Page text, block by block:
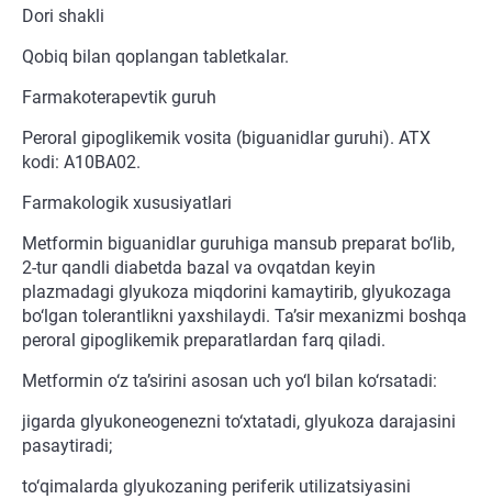
Dori shakli
Qobiq bilan qoplangan tabletkalar.
Farmakoterapevtik guruh
Peroral gipoglikemik vosita (biguanidlar guruhi). ATX
kodi: A10BA02.
Farmakologik xususiyatlari
Metformin biguanidlar guruhiga mansub preparat bo‘lib,
2-tur qandli diabetda bazal va ovqatdan keyin
plazmadagi glyukoza miqdorini kamaytirib, glyukozaga
bo‘lgan tolerantlikni yaxshilaydi. Ta’sir mexanizmi boshqa
peroral gipoglikemik preparatlardan farq qiladi.
Metformin o‘z ta’sirini asosan uch yo‘l bilan ko‘rsatadi:
jigarda glyukoneogenezni to‘xtatadi, glyukoza darajasini
pasaytiradi;
to‘qimalarda glyukozaning periferik utilizatsiyasini